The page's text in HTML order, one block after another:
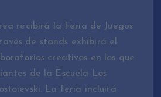
recibirá la Feria de Juegos
de stands exhibirá el
creativos en los que
de la Escuela Los
La feria incluirá